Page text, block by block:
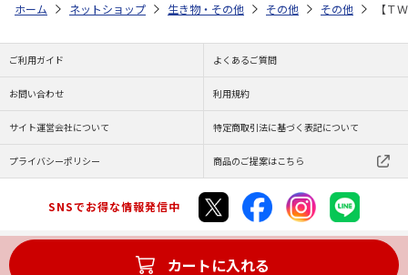
カートに入れる
ホーム ネットショップ 生き物・その他 その他 その他 【Ｔ
ご利用ガイド よくあるご質問
お問い合わせ 利用規約
サイト運営会社について 特定商取引法に基づく表記について
プライバシーポリシー 商品のご提案はこちら
SNSでお得な情報発信中